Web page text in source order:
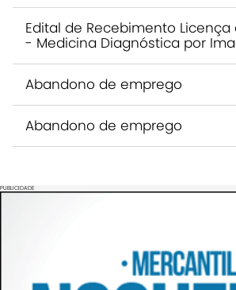
Edital de Recebimento
- Medicina Diagnóstica por
Abandono de emprego
Abandono de emprego
PUBLICIDADE